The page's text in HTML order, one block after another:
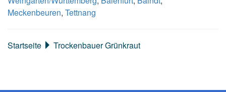
Meckenbeuren, Tettnang
Startseite Trockenbauer Grünkraut